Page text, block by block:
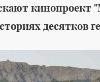
Детские мечты
отправились в
международная
гуманитарная
десятков